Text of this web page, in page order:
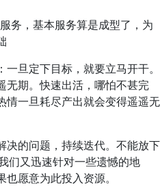
务，基本服务算是成型了，为
旦定下目标，就要立马开干。
无期。快速出活，哪怕不甚完
情一旦耗尽产出就会变得遥遥无
决的问题，持续迭代。不能放下
们又迅速针对一些遗憾的地
愿意为此投入资源。